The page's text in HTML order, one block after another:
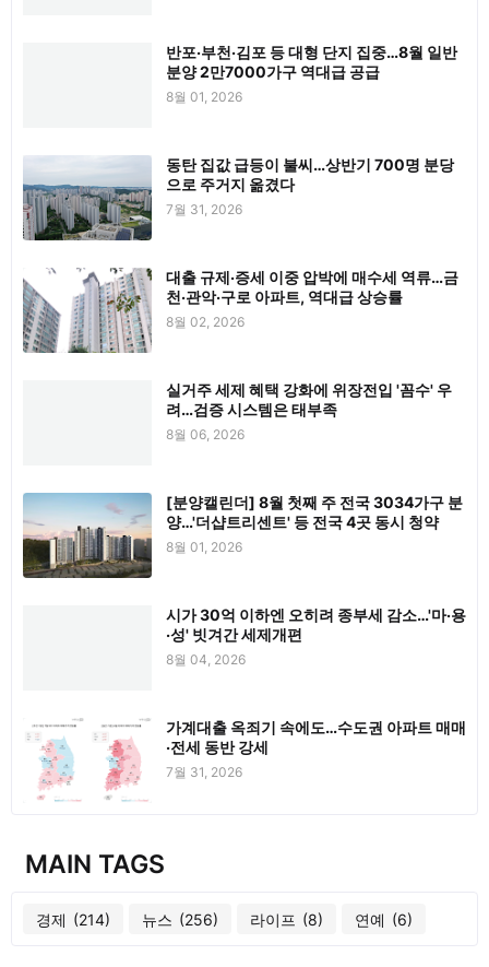
반포·부천·김포 등 대형 단지 집중…8월 일반
분양 2만7000가구 역대급 공급
8월 01, 2026
동탄 집값 급등이 불씨…상반기 700명 분당
으로 주거지 옮겼다
7월 31, 2026
대출 규제·증세 이중 압박에 매수세 역류…금
천·관악·구로 아파트, 역대급 상승률
8월 02, 2026
실거주 세제 혜택 강화에 위장전입 '꼼수' 우
려…검증 시스템은 태부족
8월 06, 2026
[분양캘린더] 8월 첫째 주 전국 3034가구 분
양…'더샵트리센트' 등 전국 4곳 동시 청약
8월 01, 2026
시가 30억 이하엔 오히려 종부세 감소…'마·용
·성' 빗겨간 세제개편
8월 04, 2026
가계대출 옥죄기 속에도…수도권 아파트 매매
·전세 동반 강세
7월 31, 2026
MAIN TAGS
경제 (214) 뉴스 (256) 라이프 (8) 연예 (6)